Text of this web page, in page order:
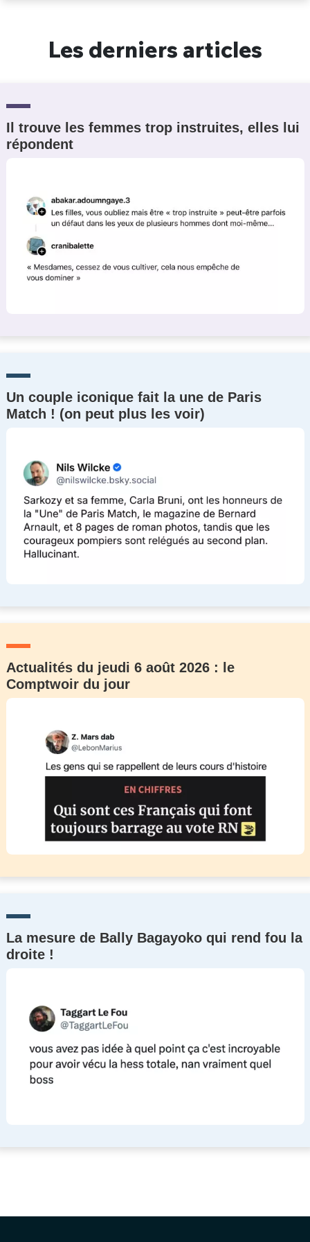
Les derniers articles
Il trouve les femmes trop instruites, elles lui
répondent
Un couple iconique fait la une de Paris
Match ! (on peut plus les voir)
Actualités du jeudi 6 août 2026 : le
Comptwoir du jour
La mesure de Bally Bagayoko qui rend fou la
droite !